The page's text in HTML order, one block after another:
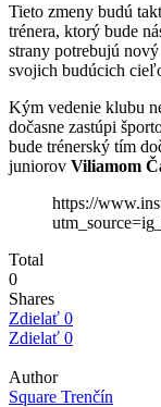
Tieto zmeny budú
trénera, ktorý bude
strany potrebujú
svojich budúcich
Kým vedenie klubu
dočasne zastúpi
bude trénerský tím
juniorov Viliamom
https://
Total
0
Shares
Zdielať 0
Zdielať 0
Author
Square Trenčín